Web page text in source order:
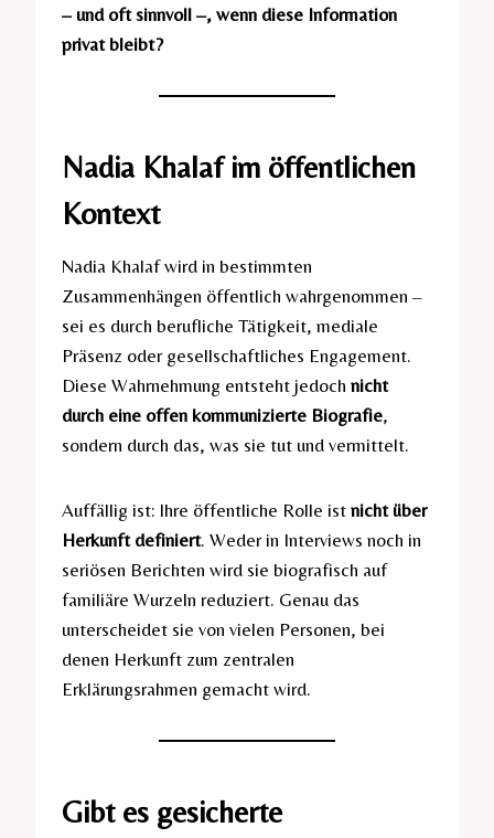
– und oft sinnvoll –, wenn diese Information
privat bleibt?
Nadia Khalaf im öffentlichen
Kontext
Nadia Khalaf wird in bestimmten
Zusammenhängen öffentlich wahrgenommen –
sei es durch berufliche Tätigkeit, mediale
Präsenz oder gesellschaftliches Engagement.
Diese Wahrnehmung entsteht jedoch nicht
durch eine offen kommunizierte Biografie,
sondern durch das, was sie tut und vermittelt.
Auffällig ist: Ihre öffentliche Rolle ist nicht über
Herkunft definiert. Weder in Interviews noch in
seriösen Berichten wird sie biografisch auf
familiäre Wurzeln reduziert. Genau das
unterscheidet sie von vielen Personen, bei
denen Herkunft zum zentralen
Erklärungsrahmen gemacht wird.
Gibt es gesicherte